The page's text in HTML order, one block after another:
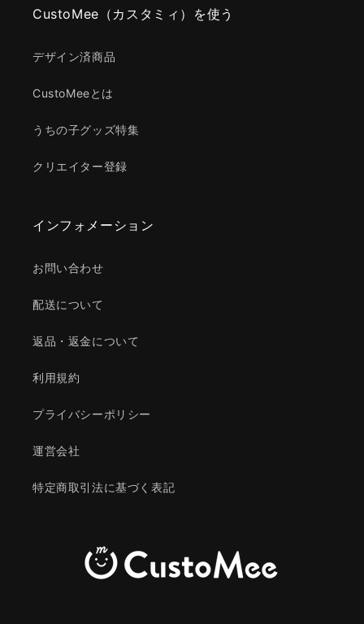
CustoMee（カスタミィ）を使う
デザイン済商品
CustoMeeとは
うちの子グッズ特集
クリエイター登録
インフォメーション
お問い合わせ
配送について
返品・返金について
利用規約
プライバシーポリシー
運営会社
特定商取引法に基づく表記